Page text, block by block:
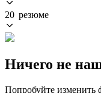
20 резюме
Ничего не
Попробуйте изменить